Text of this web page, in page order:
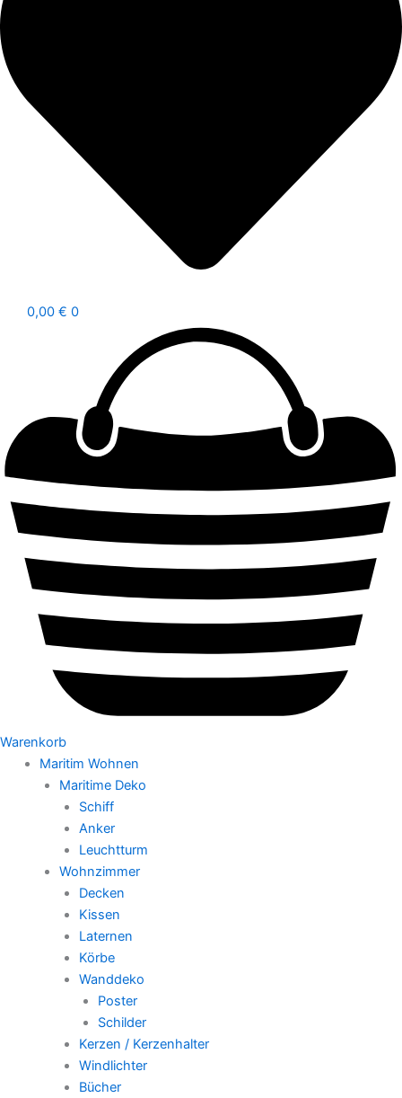
0,00 € 0
Warenkorb
Maritim Wohnen
Maritime Deko
Schiff
Anker
Leuchtturm
Wohnzimmer
Decken
Kissen
Laternen
Körbe
Wanddeko
Poster
Schilder
Kerzen / Kerzenhalter
Windlichter
Bücher